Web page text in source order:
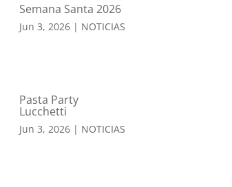
Semana Santa 2026
Jun 3, 2026| NOTICIAS
Pasta Party
Lucchetti
Jun 3, 2026| NOTICIAS